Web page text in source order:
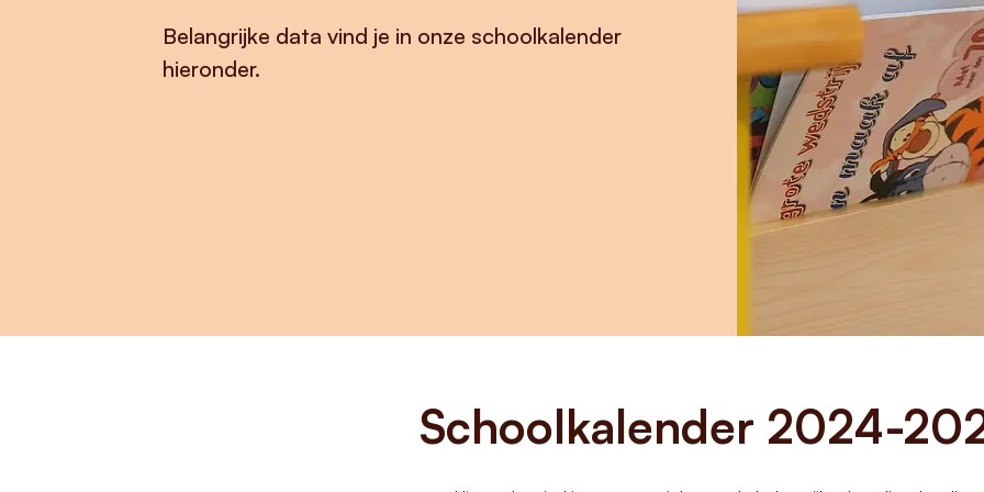
Belangrijke data vind je in onze schoolkalender
hieronder.
Schoolkalender 2024-